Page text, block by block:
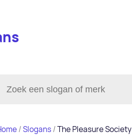
/Slogans/The Pleasure Society